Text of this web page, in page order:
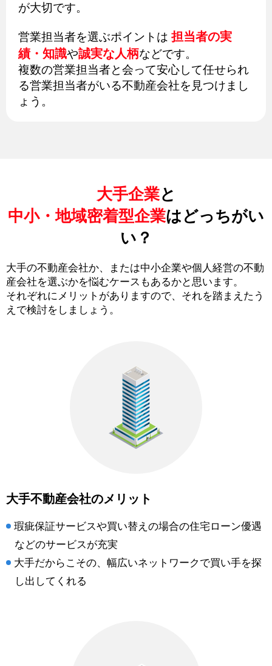
が大切です。
営業担当者を選ぶポイントは 担当者の実
績・知識や誠実な人柄などです。
複数の営業担当者と会って安心して任せられ
る営業担当者がいる不動産会社を見つけまし
ょう。
大手企業と
中小・地域密着型企業はどっちがい
い？
大手の不動産会社か、または中小企業や個人経営の不動
産会社を選ぶかを悩むケースもあるかと思います。
それぞれにメリットがありますので、それを踏まえたう
えで検討をしましょう。
大手不動産会社のメリット
瑕疵保証サービスや買い替えの場合の住宅ローン優遇
などのサービスが充実
大手だからこその、幅広いネットワークで買い手を探
し出してくれる